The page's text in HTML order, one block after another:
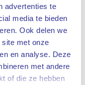
advertenties te
media te bieden
Ook delen we
met onze
en analyse. Deze
met andere
of die ze hebben
Sluiten